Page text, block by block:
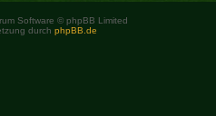
Software © phpBB Limited
durch phpBB.de